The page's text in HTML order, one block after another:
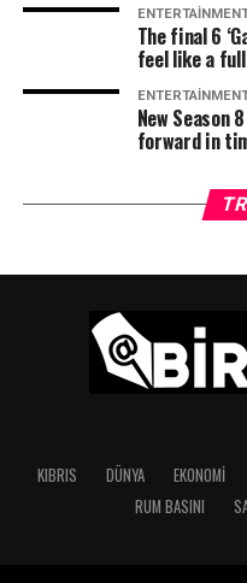
The final 6
feel like a
New Season
forward in
KIBRIS DÜNYA EKONOMI
RUM BASINI